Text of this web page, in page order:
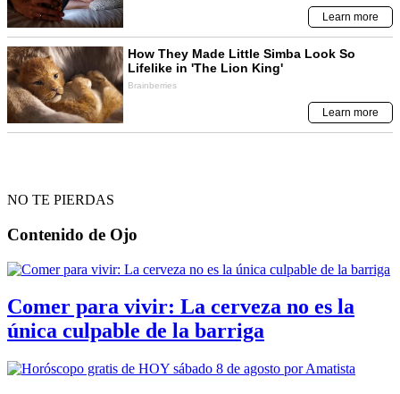
NO TE PIERDAS
Contenido de Ojo
Comer para vivir: La cerveza no es la
única culpable de la barriga